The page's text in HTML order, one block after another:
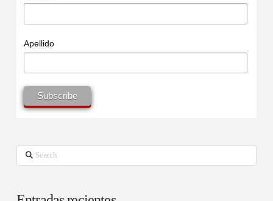
Apellido
Search